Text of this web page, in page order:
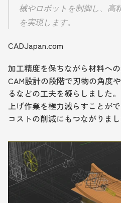
械やロボットを制御し、高
を実現します。
CADJapan.com
加工精度を保ちながら材料へ
CAM設計の段階で刃物の角度
るなどの工夫を凝らしました
上げ作業を極力減らすことが
コストの削減にもつながりまし